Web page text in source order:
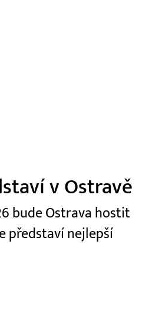
v Ostravě
bude Ostrava hostit
představí nejlepší